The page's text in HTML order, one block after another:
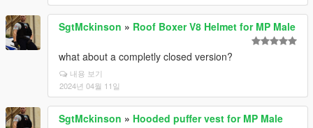
SgtMckinson » Roof Boxer V8 Helmet for MP Male
what about a completly closed version?
내용 보기
2024년 04월 11일
SgtMckinson » Hooded puffer vest for MP Male